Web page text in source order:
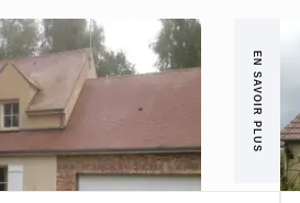
EN SAVOIR PLUS